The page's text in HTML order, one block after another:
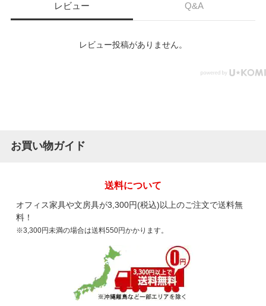
レビュー Q&A
レビュー投稿がありません。
お買い物ガイド
送料について
オフィス家具や文房具が3,300円(税込)以上のご注文で送料無
料！
※3,300円未満の場合は送料550円かかります。